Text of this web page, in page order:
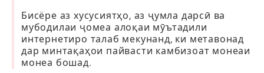
Бисёре аз хусусиятҳо, аз ҷумла дарсӣ ва
мубодилаи ҷомеа алоқаи мӯътадили
интернетиро талаб мекунанд, ки метавонад
дар минтақаҳои пайвасти камбизоат монеаи
монеа бошад.